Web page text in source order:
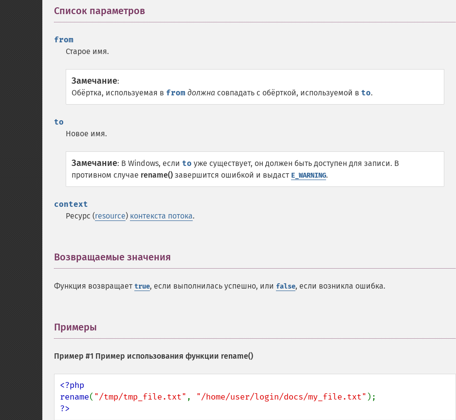
Список параметров
from
Старое имя.
Замечание:
Обёртка, используемая в from должна совпадать с обёрткой, используемой в to.
to
Новое имя.
Замечание: В Windows, если to уже существует, он должен быть доступен для записи. В
противном случае rename() завершится ошибкой и выдаст E_WARNING.
context
Ресурс (resource) контекста потока.
Возвращаемые значения
Функция возвращает true, если выполнилась успешно, или false, если возникла ошибка.
Примеры
Пример #1 Пример использования функции rename()
<?php
rename( "/tmp/tmp_file.txt" , "/home/user/login/docs/my_file.txt"
?>